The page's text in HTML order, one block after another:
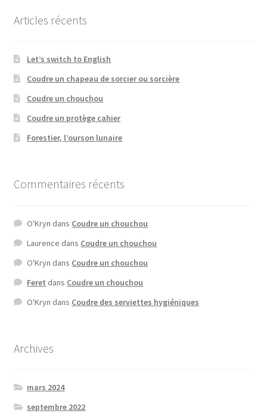
Articles récents
Let’s switch to English
Coudre un chapeau de sorcier ou sorcière
Coudre un chouchou
Coudre un protège cahier
Forestier, l’ourson lunaire
Commentaires récents
O'Kryn dans Coudre un chouchou
Laurence dans Coudre un chouchou
O'Kryn dans Coudre un chouchou
Feret dans Coudre un chouchou
O'Kryn dans Coudre des serviettes hygiéniques
Archives
mars 2024
septembre 2022